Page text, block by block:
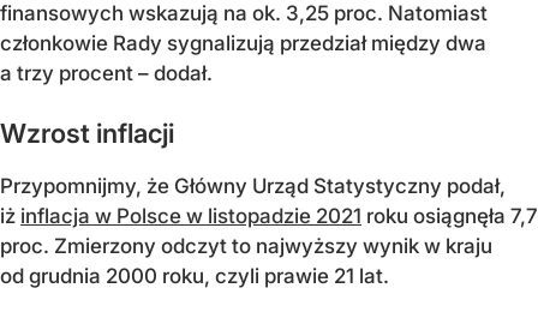
finansowych wskazują na ok. 3,25 proc. Natomiast
członkowie Rady sygnalizują przedział między dwa
a trzy procent – dodał.
Wzrost inflacji
Przypomnijmy, że Główny Urząd Statystyczny podał,
iż inflacja w Polsce w listopadzie 2021 roku osiągnęła 7,7
proc. Zmierzony odczyt to najwyższy wynik w kraju
od grudnia 2000 roku, czyli prawie 21 lat.